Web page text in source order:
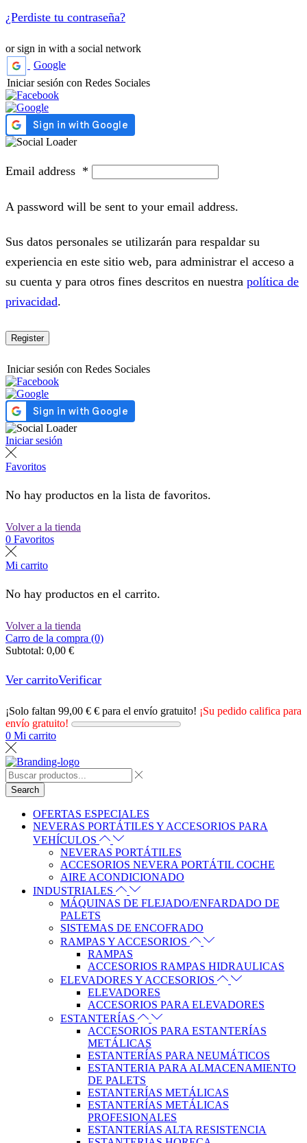
¿Perdiste tu contraseña?
or sign in with a social network
Google
Iniciar sesión con Redes Sociales
Email address *
A password will be sent to your email address.
Sus datos personales se utilizarán para respaldar su
experiencia en este sitio web, para administrar el acceso a
su cuenta y para otros fines descritos en nuestra política de
privacidad.
Register
Iniciar sesión con Redes Sociales
Iniciar sesión
Favoritos
No hay productos en la lista de favoritos.
Volver a la tienda
0 Favoritos
Mi carrito
No hay productos en el carrito.
Volver a la tienda
Carro de la compra (0)
Subtotal: 0,00 €
Ver carritoVerificar
¡Solo faltan 99,00 € € para el envío gratuito! ¡Su pedido califica para
envío gratuito!
0 Mi carrito
Search
OFERTAS ESPECIALES
NEVERAS PORTÁTILES Y ACCESORIOS PARA
VEHÍCULOS
NEVERAS PORTÁTILES
ACCESORIOS NEVERA PORTÁTIL COCHE
AIRE ACONDICIONADO
INDUSTRIALES
MÁQUINAS DE FLEJADO/ENFARDADO DE
PALETS
SISTEMAS DE ENCOFRADO
RAMPAS Y ACCESORIOS
RAMPAS
ACCESORIOS RAMPAS HIDRAULICAS
ELEVADORES Y ACCESORIOS
ELEVADORES
ACCESORIOS PARA ELEVADORES
ESTANTERÍAS
ACCESORIOS PARA ESTANTERÍAS
METÁLICAS
ESTANTERÍAS PARA NEUMÁTICOS
ESTANTERIA PARA ALMACENAMIENTO
DE PALETS
ESTANTERÍAS METÁLICAS
ESTANTERÍAS METÁLICAS
PROFESIONALES
ESTANTERÍAS ALTA RESISTENCIA